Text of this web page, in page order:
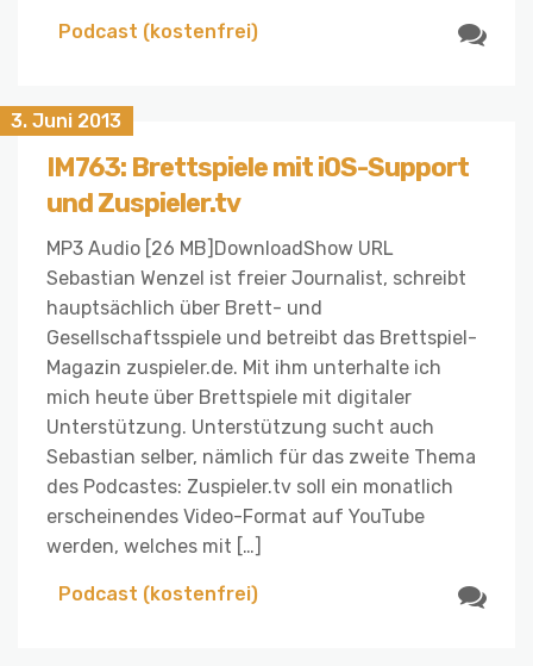
Podcast (kostenfrei)
3. Juni 2013
IM763: Brettspiele mit iOS-Support
und Zuspieler.tv
MP3 Audio [26 MB]DownloadShow URL
Sebastian Wenzel ist freier Journalist, schreibt
hauptsächlich über Brett- und
Gesellschaftsspiele und betreibt das Brettspiel-
Magazin zuspieler.de. Mit ihm unterhalte ich
mich heute über Brettspiele mit digitaler
Unterstützung. Unterstützung sucht auch
Sebastian selber, nämlich für das zweite Thema
des Podcastes: Zuspieler.tv soll ein monatlich
erscheinendes Video-Format auf YouTube
werden, welches mit […]
Podcast (kostenfrei)